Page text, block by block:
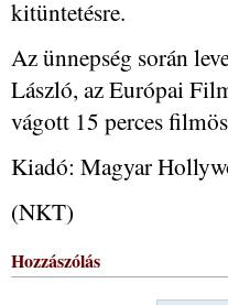
kitüntetésre.
Az ünnepség során
László, az Európai
vágott 15 perces
Kiadó: Magyar
(NKT)
Hozzászólás